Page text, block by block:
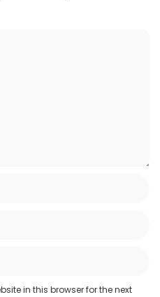
in this browser for the next